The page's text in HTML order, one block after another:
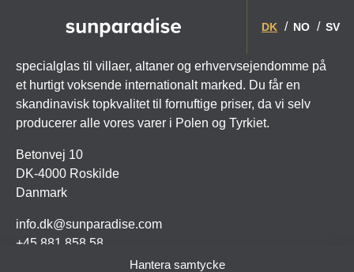
Hantera samtycke
DK NO SV
specialglas til villaer, altaner og erhvervsejendomme på
et hurtigt voksende internationalt marked. Du får en
skandinavisk topkvalitet til fornuftige priser, da vi selv
producerer alle vores varer i Polen og Tyrkiet.
Betonvej 10
DK-4000 Roskilde
Danmark
info.dk@sunparadise.com
+45 881 858 58